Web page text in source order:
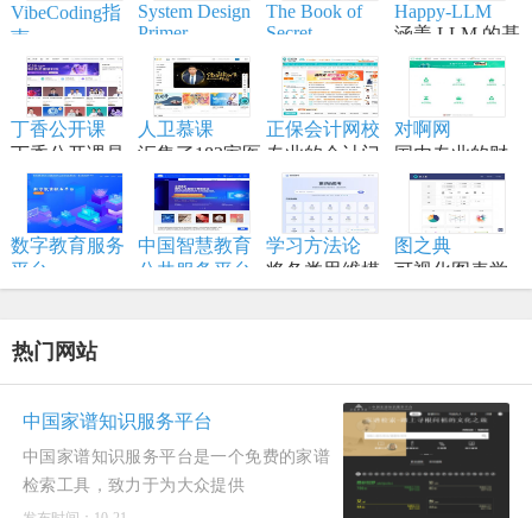
VibeCoding指
南
一个通过与 AI
结对编程，将
想法变为现实
的终极工作站
System Design
Primer
帮助开发者学
习大型系统设
计原理、备战
技术面试，是
系统设计领域
的权威学习资
源。
The Book of
Secret
Knowledge
实用的列表、
手册、备忘
单、黑客技
巧、一行代
码、命令行/网
页工具资源。
Happy-LLM
涵盖 LLM 的基
本原理,训练流
程,模型构建等
内容,适合具备
一定编程和深
学习者。
丁香公开课
丁香公开课是
将传统线下授
课搬到网络平
台
人卫慕课
汇集了182家医
学高等院校的
顶尖资源
正保会计网校
专业的会计门
户网站，专注
财会职业培训
品牌,从事初级
会计职称考试
对啊网
国内专业的财
经财会会计类
职业教育分班
直播网校
数字教育服务
平台
以数字化推动
展为核心，服
师、学生及社
会公众。
中国智慧教育
公共服务平台
全称中国国家
学习方法论
将各类思维模
型、创新方法
图之典
可视化图表学
习网站
热门网站
中国家谱知识服务平台
中国家谱知识服务平台是一个免费的家谱
检索工具，致力于为大众提供